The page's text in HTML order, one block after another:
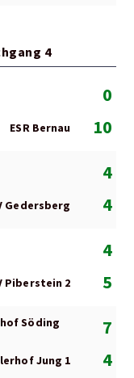
4
0
10
ESR Bernau
4
4
Gedersberg
4
5
Piberstein 2
Söding
7
4
Jung 1